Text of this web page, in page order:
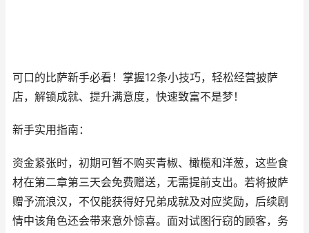
可口的比萨新手必看！掌握12条小技巧，轻松经营披萨
店，解锁成就、提升满意度，快速致富不是梦！
新手实用指南：
资金紧张时，初期可暂不购买青椒、橄榄和洋葱，这些食
材在第二章第三天会免费赠送，无需提前支出。若将披萨
赠予流浪汉，不仅能获得好兄弟成就及对应奖励，后续剧
情中该角色还会带来意外惊喜。面对试图行窃的顾客，务